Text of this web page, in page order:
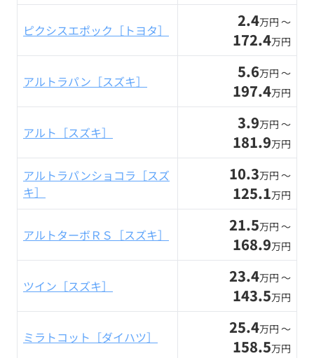
ピクシスエポック［トヨタ］ 2.4万円 〜
172.4万円
アルトラパン［スズキ］ 5.6万円 〜
197.4万円
アルト［スズキ］ 3.9万円 〜
181.9万円
アルトラパンショコラ［スズ
キ］
10.3万円 〜
125.1万円
アルトターボＲＳ［スズキ］ 21.5万円 〜
168.9万円
ツイン［スズキ］ 23.4万円 〜
143.5万円
ミラトコット［ダイハツ］ 25.4万円 〜
158.5万円